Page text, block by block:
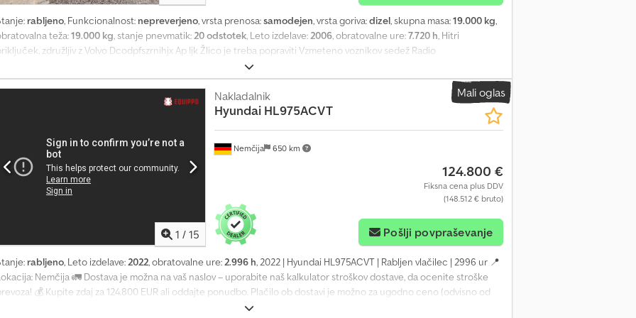
rabljeno, Funkcionalnost: nepreverjeno, vrsta prenosa:samodejen, vrsta goriva:dizel, skupna masa:19.000 kg,
teža:19.000 kg, stanje pnevmatik:20 odstotek, Leto izdelave:2006, obratovalne ure:7.720 h, Hitri
združljiv z Volvo Dcodpfszrnihjx Ap Ijk Žlico je treba popraviti Vzmeteno voznikov sedež Radio
Mali oglas
1 / 15
Nemčija 650 km
Nakladalnik
Hyundai HL975ACVT
124.800 €
Fiksna cena plus DDV
(148.512 € bruto)
Pošlji povpraševanje
rabljeno, Leto izdelave: 2022, obratovalne ure: 2.996 h, 2022 | Hyundai HL975ACVT | Rabljen vlačilec | 2996 ur 📍
Nemčija 🚛 Dostava je možna na vaš naslov – uporabite naš kalkulator stroškov dostave, da ocenite stroške
💰 Kupite zdaj za 124.800 EUR ali oddajte ponudbo. Plačilo ob dostavi je možno za ugodno ceno (odvisno od
👷‍♂️ Pregledal neodvisni strokovnjak 56 kontrolnih točk, 54 odobrenih ✅, 2 nepopolnih ℹ️, 0 odkritih napak ⚠️